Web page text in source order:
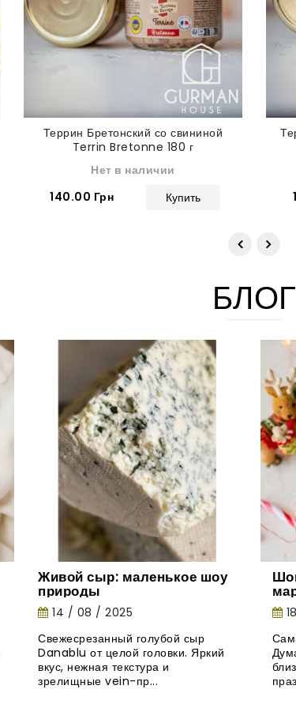
Террин Бретонский со свининой
Terrin Bretonne 180 г
Нет в наличии
140.00 Грн
Купить
БЛОГ
Живой сыр: маленькое шоу
природы
14 / 08 / 2025
Свежесрезанный голубой сыр
Danablu от целой головки. Яркий
вкус, нежная текстура и
зрелищные vein-пр...